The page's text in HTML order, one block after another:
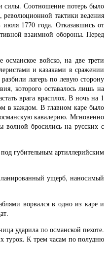
силы. Соотношение потерь было
революционной тактики ведения
1770 года. Отказавшись от
взаимной обороны. Перед
войско, на две трети
и казаками в сражении
лагерь по левую сторону
которого оставалось лишь на
врага врасплох. В ночь на 1
в каждом. В главном каре было
кавалерию. Мгновенно
волной бросились на русских с
губительным артиллерийским
ущерб, наносимый
ворвался в одно из каре и
ударила по османской пехоте.
турок. К трем часам по полудню